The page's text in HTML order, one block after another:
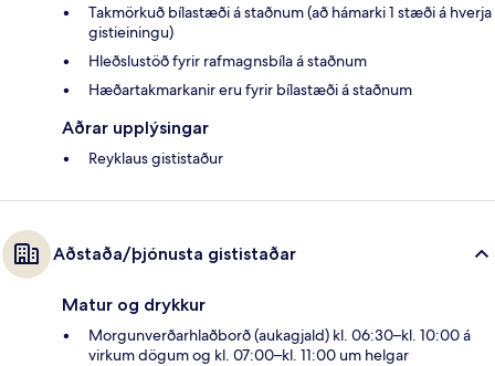
Takmörkuð bílastæði á staðnum (að hámarki 1 stæði á hverja
gistieiningu)
Hleðslustöð fyrir rafmagnsbíla á staðnum
Hæðartakmarkanir eru fyrir bílastæði á staðnum
Aðrar upplýsingar
Reyklaus gististaður
Aðstaða/þjónusta gististaðar
Matur og drykkur
Morgunverðarhlaðborð (aukagjald) kl. 06:30–kl. 10:00 á
virkum dögum og kl. 07:00–kl. 11:00 um helgar